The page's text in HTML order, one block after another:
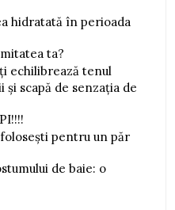
hidratată în perioada
ta?
echilibrează tenul
scapă de senzația de
pentru un păr
de baie: o